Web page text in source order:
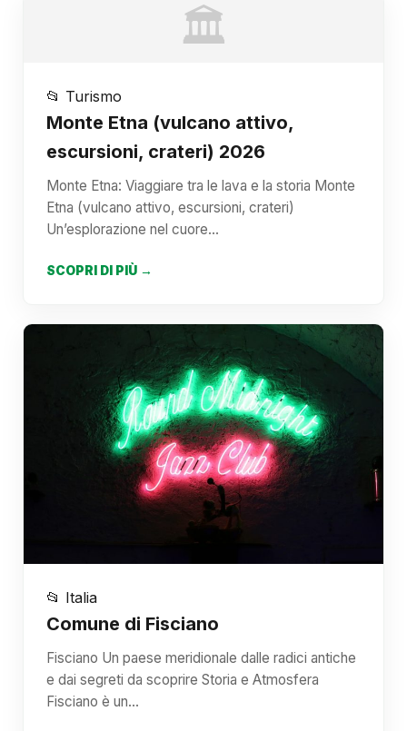
🏛️
📂 Turismo
Monte Etna (vulcano attivo,
escursioni, crateri) 2026
Monte Etna: Viaggiare tra le lava e la storia Monte
Etna (vulcano attivo, escursioni, crateri)
Un’esplorazione nel cuore…
SCOPRI DI PIÙ →
📂 Italia
Comune di Fisciano
Fisciano Un paese meridionale dalle radici antiche
e dai segreti da scoprire Storia e Atmosfera
Fisciano è un…